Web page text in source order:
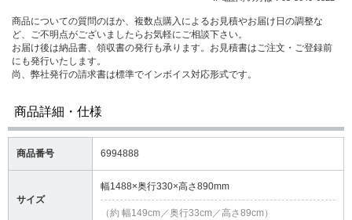
商品についての質問のほか、複数点購入によるお見積やお届け日の調整な
ど、ご不明点がございましたらお気軽にご相談下さい。
お届け後は納品書、領収書の発行も承ります。お見積書はご注文・ご登録前
にも発行いたします。
尚、弊社発行の請求書は標準でインボイス対応形式です。
商品詳細・仕様
商品番号 6994888
サイズ
幅1488×奥行330×高さ890mm
（約 幅149cm／奥行33cm／高さ89cm）